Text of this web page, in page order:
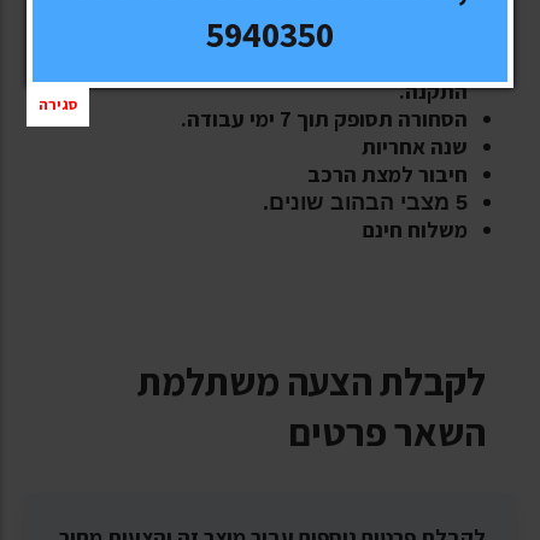
מיני גשר תאורה כתום 12-24וולט
התקנה.
הסחורה תסופק תוך 7 ימי עבודה.
שנה אחריות
חיבור למצת הרכב
5 מצבי הבהוב שונים.
משלוח חינם
לקבלת הצעה משתלמת
השאר פרטים
5940350
סגירה